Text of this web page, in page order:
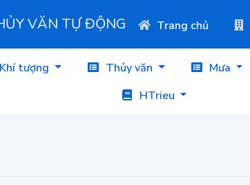
VĂN TỰ ĐỘNG Trang chủ
Khí tượng Thủy văn Mưa
HTrieu